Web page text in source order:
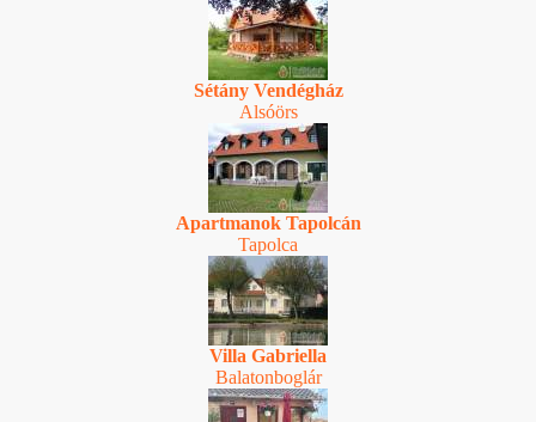
Sétány Vendégház
Alsóörs
Apartmanok Tapolcán
Tapolca
Villa Gabriella
Balatonboglár